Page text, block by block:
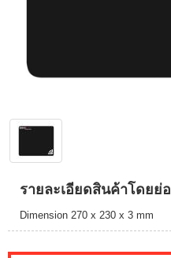
รายละเอียดสินค้าโดยย่อ
Dimension 270 x 230 x 3 mm